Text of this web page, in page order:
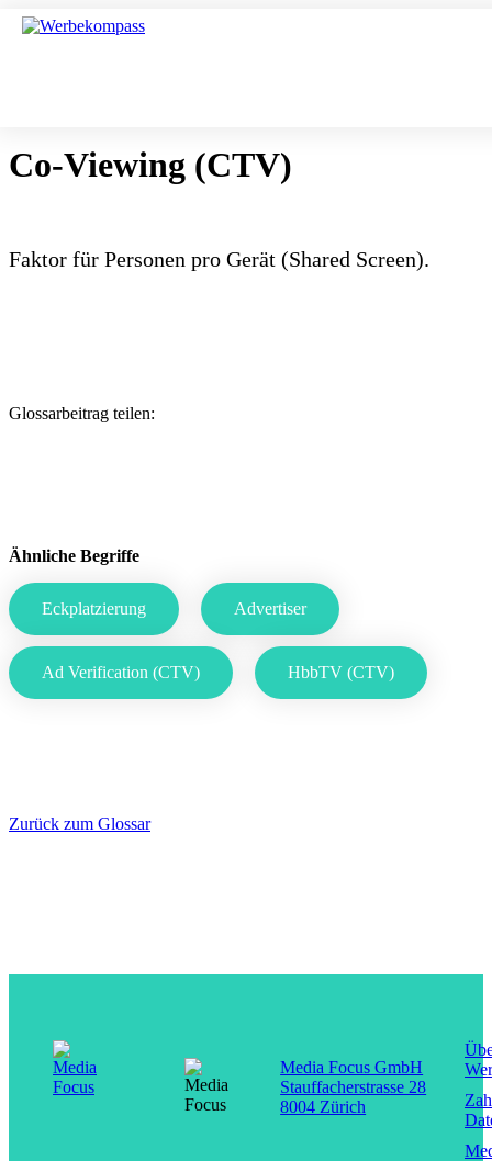
Co-Viewing (CTV)
Faktor für Personen pro Gerät (Shared Screen).
Glossarbeitrag teilen:
Ähnliche Begriffe
Eckplatzierung Advertiser
Ad Verification (CTV) HbbTV (CTV)
Zurück zum Glossar
Media Focus GmbH
Stauffacherstrasse 28
8004 Zürich